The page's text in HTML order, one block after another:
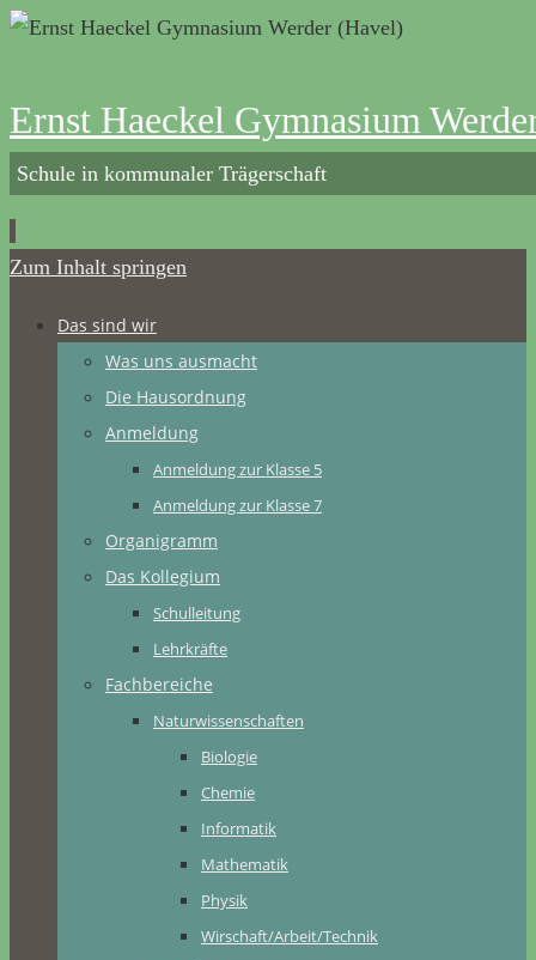
Ernst Haeckel Gymnasium
Schule in kommunaler Trägerschaft
Zum Inhalt springen
Das sind wir
Was uns ausmacht
Die Hausordnung
Anmeldung
Anmeldung zur Klasse 5
Anmeldung zur Klasse 7
Organigramm
Das Kollegium
Schulleitung
Lehrkräfte
Fachbereiche
Naturwissenschaften
Biologie
Chemie
Informatik
Mathematik
Physik
Wirschaft/Arbeit/Technik